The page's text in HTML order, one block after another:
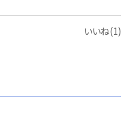
いいね(1)